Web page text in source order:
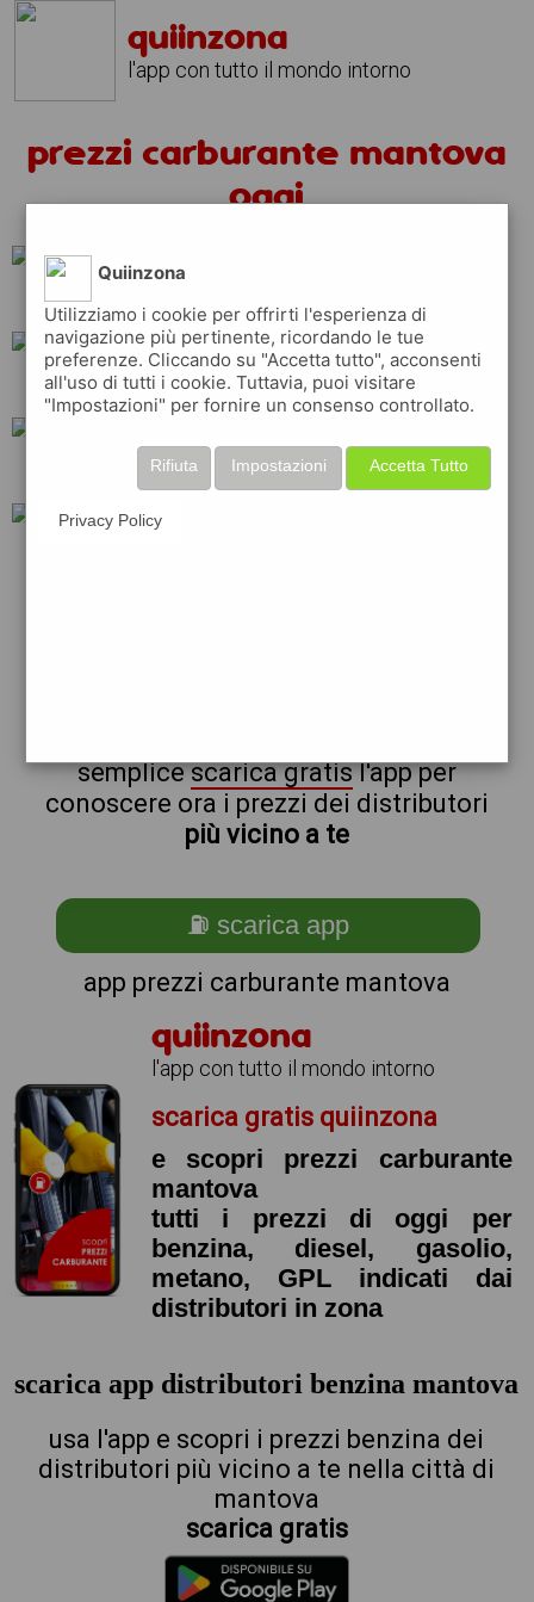
quiinzona
l'app con tutto il mondo intorno
prezzi carburante mantova
oggi
repsol
tamoil total
q8 api
semplicescarica gratisl'app per
conoscere ora i prezzi dei distributori
più vicino a te
⛽ scarica app
app prezzi carburante mantova
quiinzona
l'app con tutto il mondo intorno
scarica gratis quiinzona
e scopri prezzi carburante
mantova
tutti i prezzi di oggi per
benzina, diesel, gasolio,
metano, GPL indicati dai
distributori in zona
scarica app distributori benzina mantova
usa l'app e scopri i prezzi benzina dei
distributori più vicino a te nella città di
mantova
scarica gratis
Quiinzona
Utilizziamo i cookie per offrirti l'esperienza di
navigazione più pertinente, ricordando le tue
preferenze. Cliccando su "Accetta tutto", acconsenti
all'uso di tutti i cookie. Tuttavia, puoi visitare
"Impostazioni" per fornire un consenso controllato.
Accetta Tutto
Impostazioni
Rifiuta
Privacy Policy